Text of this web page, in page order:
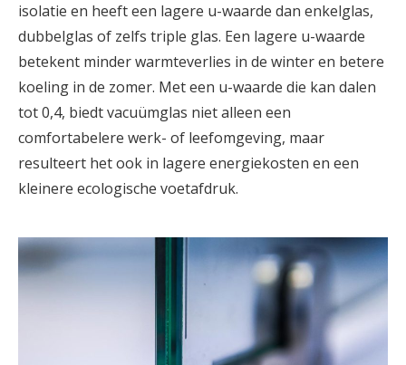
isolatie en heeft een lagere u-waarde dan enkelglas,
dubbelglas of zelfs triple glas. Een lagere u-waarde
betekent minder warmteverlies in de winter en betere
koeling in de zomer. Met een u-waarde die kan dalen
tot 0,4, biedt vacuümglas niet alleen een
comfortabelere werk- of leefomgeving, maar
resulteert het ook in lagere energiekosten en een
kleinere ecologische voetafdruk.